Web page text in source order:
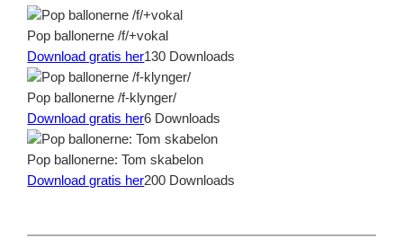
Pop ballonerne /f/+vokal
Download gratis her130 Downloads
Pop ballonerne /f-klynger/
Download gratis her6 Downloads
Pop ballonerne: Tom skabelon
Download gratis her200 Downloads